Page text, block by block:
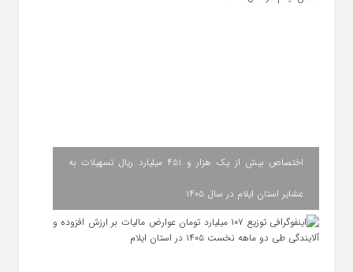
اختصاص بیش از یک هزار و ۴۵۱ میلیارد ریال تسهیلات به
عشایر استان ایلام در سال ۱۴۰۵